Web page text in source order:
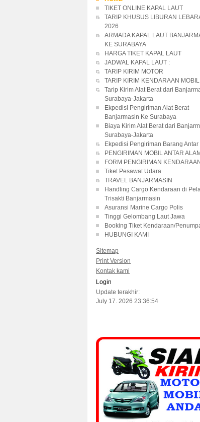
TIKET ONLINE KAPAL LAUT
TARIP KHUSUS LIBURAN
2026
ARMADA KAPAL LAUT
KE SURABAYA
HARGA TIKET KAPAL LAUT
JADWAL KAPAL LAUT :
TARIP KIRIM MOTOR
TARIP KIRIM KENDARAAN MOBIL
Tarip Kirim Alat Berat dari
Surabaya-Jakarta
Ekpedisi Pengiriman Alat Berat
Banjarmasin Ke Surabaya
Biaya Kirim Alat Berat dari
Surabaya-Jakarta
Ekpedisi Pengiriman Barang Antar
PENGIRIMAN MOBIL ANTAR
FORM PENGIRIMAN KENDARAAN
Tiket Pesawat Udara
TRAVEL BANJARMASIN
Handling Cargo Kendaraan di
Trisakti Banjarmasin
Asuransi Marine Cargo Polis
Tinggi Gelombang Laut Jawa
Booking Tiket Kendaraan/
HUBUNGI KAMI
Sitemap
Print Version
Kontak kami
Login
Update terakhir:
July 17. 2026 23:36:54